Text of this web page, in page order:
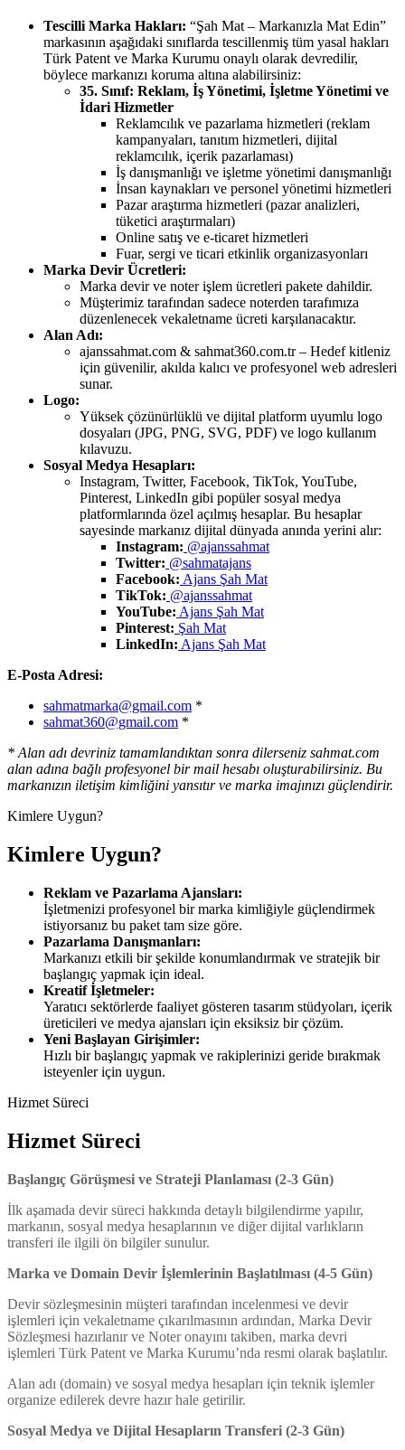
Tescilli Marka Hakları: “Şah Mat – Markanızla Mat Edin”
markasının aşağıdaki sınıflarda tescillenmiş tüm yasal hakları
Türk Patent ve Marka Kurumu onaylı olarak devredilir,
böylece markanızı koruma altına alabilirsiniz:
35. Sınıf: Reklam, İş Yönetimi, İşletme Yönetimi ve
İdari Hizmetler
Reklamcılık ve pazarlama hizmetleri (reklam
kampanyaları, tanıtım hizmetleri, dijital
reklamcılık, içerik pazarlaması)
İş danışmanlığı ve işletme yönetimi danışmanlığı
İnsan kaynakları ve personel yönetimi hizmetleri
Pazar araştırma hizmetleri (pazar analizleri,
tüketici araştırmaları)
Online satış ve e-ticaret hizmetleri
Fuar, sergi ve ticari etkinlik organizasyonları
Marka Devir Ücretleri:
Marka devir ve noter işlem ücretleri pakete dahildir.
Müşterimiz tarafından sadece noterden tarafımıza
düzenlenecek vekaletname ücreti karşılanacaktır.
Alan Adı:
ajanssahmat.com & sahmat360.com.tr – Hedef kitleniz
için güvenilir, akılda kalıcı ve profesyonel web adresleri
sunar.
Logo:
Yüksek çözünürlüklü ve dijital platform uyumlu logo
dosyaları (JPG, PNG, SVG, PDF) ve logo kullanım
kılavuzu.
Sosyal Medya Hesapları:
Instagram, Twitter, Facebook, TikTok, YouTube,
Pinterest, LinkedIn gibi popüler sosyal medya
platformlarında özel açılmış hesaplar. Bu hesaplar
sayesinde markanız dijital dünyada anında yerini alır:
Instagram: @ajanssahmat
Twitter: @sahmatajans
Facebook: Ajans Şah Mat
TikTok: @ajanssahmat
YouTube: Ajans Şah Mat
Pinterest: Şah Mat
LinkedIn: Ajans Şah Mat
E-Posta Adresi:
sahmatmarka@gmail.com *
sahmat360@gmail.com *
* Alan adı devriniz tamamlandıktan sonra dilerseniz sahmat.com
alan adına bağlı profesyonel bir mail hesabı oluşturabilirsiniz. Bu
markanızın iletişim kimliğini yansıtır ve marka imajınızı güçlendirir.
Kimlere Uygun?
Kimlere Uygun?
Reklam ve Pazarlama Ajansları:
İşletmenizi profesyonel bir marka kimliğiyle güçlendirmek
istiyorsanız bu paket tam size göre.
Pazarlama Danışmanları:
Markanızı etkili bir şekilde konumlandırmak ve stratejik bir
başlangıç yapmak için ideal.
Kreatif İşletmeler:
Yaratıcı sektörlerde faaliyet gösteren tasarım stüdyoları, içerik
üreticileri ve medya ajansları için eksiksiz bir çözüm.
Yeni Başlayan Girişimler:
Hızlı bir başlangıç yapmak ve rakiplerinizi geride bırakmak
isteyenler için uygun.
Hizmet Süreci
Hizmet Süreci
Başlangıç Görüşmesi ve Strateji Planlaması (2-3 Gün)
İlk aşamada devir süreci hakkında detaylı bilgilendirme yapılır,
markanın, sosyal medya hesaplarının ve diğer dijital varlıkların
transferi ile ilgili ön bilgiler sunulur.
Marka ve Domain Devir İşlemlerinin Başlatılması (4-5 Gün)
Devir sözleşmesinin müşteri tarafından incelenmesi ve devir
işlemleri için vekaletname çıkarılmasının ardından, Marka Devir
Sözleşmesi hazırlanır ve Noter onayını takiben, marka devri
işlemleri Türk Patent ve Marka Kurumu’nda resmi olarak başlatılır.
Alan adı (domain) ve sosyal medya hesapları için teknik işlemler
organize edilerek devre hazır hale getirilir.
Sosyal Medya ve Dijital Hesapların Transferi (2-3 Gün)